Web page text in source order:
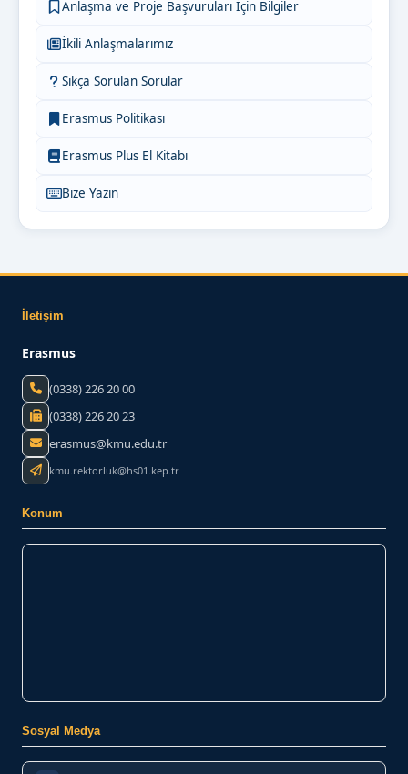
Anlaşma ve Proje Başvuruları İçin Bilgiler
İkili Anlaşmalarımız
Sıkça Sorulan Sorular
Erasmus Politikası
Erasmus Plus El Kitabı
Bize Yazın
İletişim
Erasmus
(0338) 226 20 00
(0338) 226 20 23
erasmus@kmu.edu.tr
kmu.rektorluk@hs01.kep.tr
Konum
Sosyal Medya